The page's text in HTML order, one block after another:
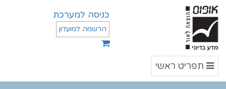
כניסה למערכת
הרשמה למועדון
תפריט
ראשי
תפריט ראשי